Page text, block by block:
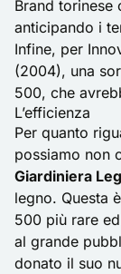
Brand torinese
anticipando i
Infine, per
(2004), una
500, che
L’efficienza
Per quanto
possiamo non
Giardiniera
legno. Questa
500 più rare
al grande
donato il suo